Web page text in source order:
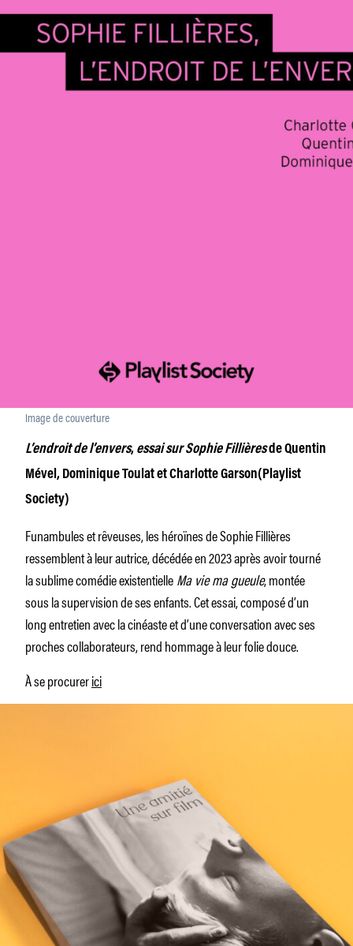
Image de couverture
L’endroit de l’envers, essai sur Sophie Fillièresde Quentin
Mével, Dominique Toulat et Charlotte Garson(Playlist
Society)
Funambules et rêveuses, les héroïnes de Sophie Fillières
ressemblent à leur autrice, décédée en 2023 après avoir tourné
la sublime comédie existentielleMa vie ma gueule, montée
sous la supervision de ses enfants. Cet essai, composé d’un
long entretien avec la cinéaste et d’une conversation avec ses
proches collaborateurs, rend hommage à leur folie douce.
À se procurerici